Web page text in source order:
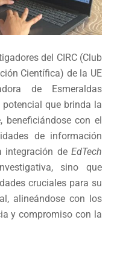
del CIRC (Club
Científica) de la UE
de Esmeraldas
que brinda la
beneficiándose con el
de información
integración de EdTech
sino que
cruciales para su
alineándose con los
y compromiso con la